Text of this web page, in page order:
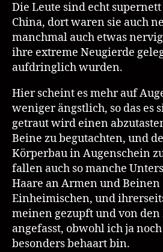
Die Leute sind echt
China, dort waren sie auch
manchmal auch etwas
ihre extreme Neugierde
aufdringlich wurden.
Hier scheint es mehr auf
weniger ängstlich, so das es
getraut wird einen
Beine zu begutachten, und
Körperbau in Augenschein
fallen auch so manche
Haare an Armen und Beinen
Einheimischen, und
meinen gezupft und von
angefasst, obwohl ich ja
besonders behaart bin.